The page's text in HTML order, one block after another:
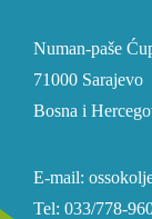
Numan-paše
71000 Sarajevo
Bosna i
E-mail:
Tel: 033/778-